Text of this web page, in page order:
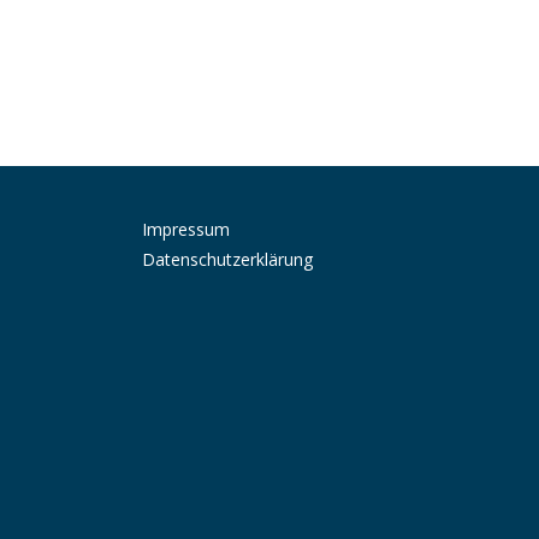
Impressum
Datenschutzerklärung